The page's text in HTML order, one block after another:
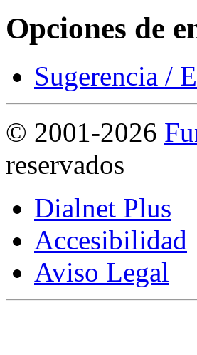
Opciones de
Sugerencia /
© 2001-2026
reservados
Dialnet Plus
Accesibilidad
Aviso Legal